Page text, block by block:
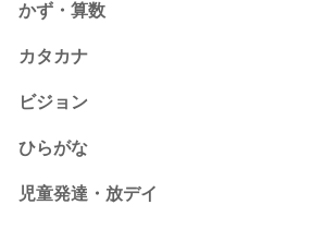
かず・算数
カタカナ
ビジョン
ひらがな
児童発達・放デイ